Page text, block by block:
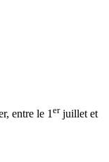
entre le 1 erjuillet et